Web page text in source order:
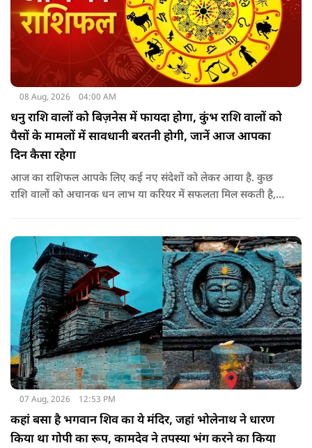
08 Aug, 2026 04:00 AM
धनु राशि वालों को बिज़नेस में फायदा होगा, कुंभ राशि वालों को
पैसों के मामलों में सावधानी बरतनी होगी, जानें आज आपका
दिन कैसा रहेगा
आज का राशिफल आपके लिए कई नए संदेशों को लेकर आया है. कुछ
राशि वालों को अचानक धन लाभ या करियर में सफलता मिल सकती है,
सकता है.
07 Aug, 2026 12:53 PM
कहां बसा है भगवान शिव का ये मंदिर, जहां भोलेनाथ ने धारण
किया था गोपी का रूप, कामदेव ने तपस्या भंग करने का किया